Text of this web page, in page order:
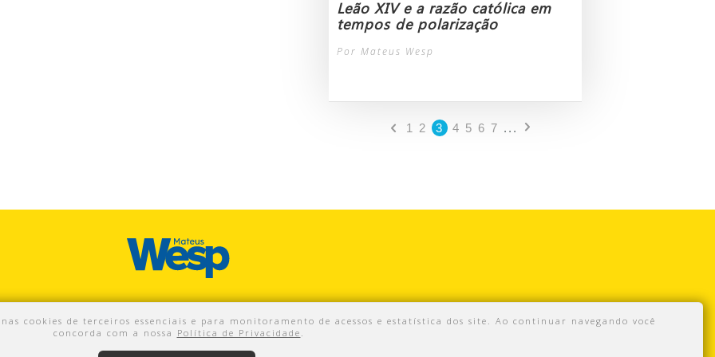
cookies de terceiros essenciais e para monitoramento de acessos e estatística dos site. Ao continuar navegando você
concorda com a nossa Política de Privacidade .
Leão XIV e a razão católica em
tempos de polarização
Por Mateus Wesp
1 2 3 4 5 6 7 ...